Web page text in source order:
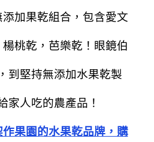
加果乾組合，包含愛文
桃乾，芭樂乾！眼鏡伯
到堅持無添加水果乾製
家人吃的農產品！
果園的水果乾品牌，購